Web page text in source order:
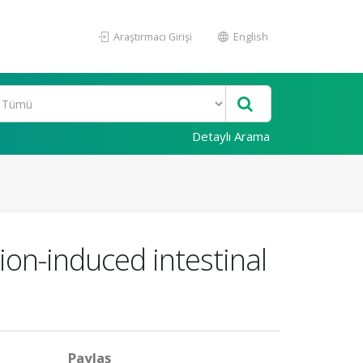
Araştırmacı Girişi English
Detaylı Arama
induced intestinal
Paylaş